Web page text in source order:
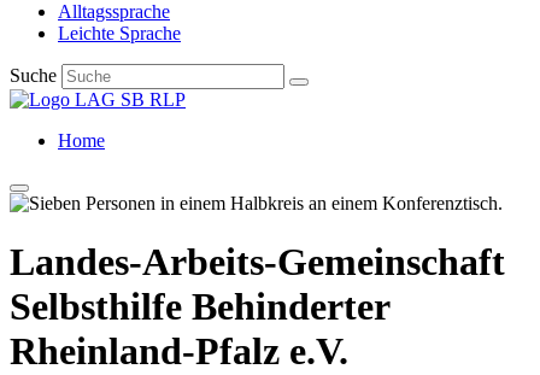
Alltagssprache
Leichte Sprache
Suche
Home
Landes-Arbeits-Gemeinschaft
Selbsthilfe Behinderter
Rheinland-Pfalz e.V.